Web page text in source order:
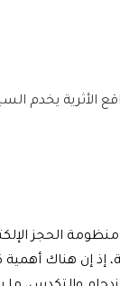
الأثرية يخدم
الحجز
إذ إن هناك أهمية